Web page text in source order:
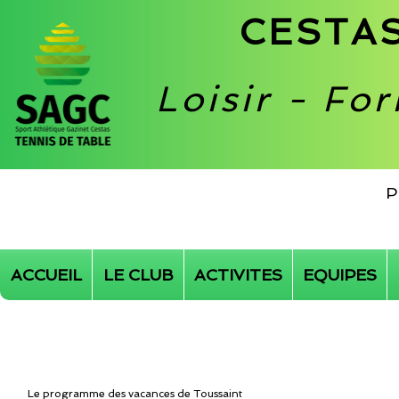
Loisir -
ACCUEIL LE CLUB ACTIVITES EQUIPES
Le programme des vacances de Toussaint